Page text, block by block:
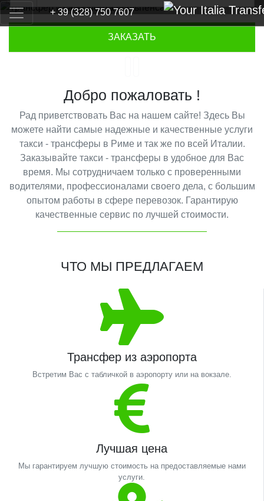
+ 39 (328) 750 7607
Previous Next
ЗАКАЗАТЬ
Добро пожаловать !
Рад приветствовать Вас на нашем сайте! Здесь Вы
можете найти самые надежные и качественные услуги
такси - трансферы в Риме и так же по всей Италии.
Заказывайте такси - трансферы в удобное для Вас
время. Мы сотрудничаем только с проверенными
водителями, профессионалами своего дела, с большим
опытом работы в сфере перевозок. Гарантирую
качественные сервис по лучшей стоимости.
ЧТО МЫ ПРЕДЛАГАЕМ
Трансфер из аэропорта
Встретим Вас с табличкой в аэропорту или на вокзале.
Лучшая цена
Мы гарантируем лучшую стоимость на предоставляемые нами
услуги.